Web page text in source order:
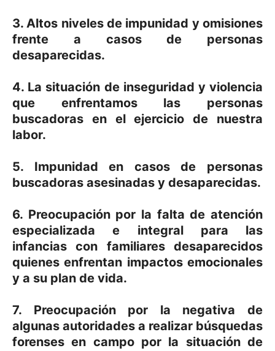
3. Altos niveles de impunidad y omisiones
frente a casos de personas
desaparecidas.
4. La situación de inseguridad y violencia
que enfrentamos las personas
buscadoras en el ejercicio de nuestra
labor.
5. Impunidad en casos de personas
buscadoras asesinadas y desaparecidas.
6. Preocupación por la falta de atención
especializada e integral para las
infancias con familiares desaparecidos
quienes enfrentan impactos emocionales
y a su plan de vida.
7. Preocupación por la negativa de
algunas autoridades a realizar búsquedas
forenses en campo por la situación de